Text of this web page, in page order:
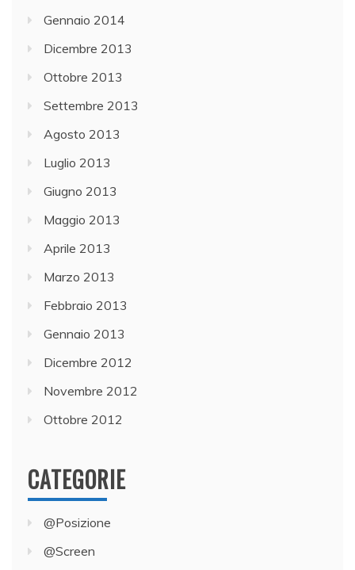
Gennaio 2014
Dicembre 2013
Ottobre 2013
Settembre 2013
Agosto 2013
Luglio 2013
Giugno 2013
Maggio 2013
Aprile 2013
Marzo 2013
Febbraio 2013
Gennaio 2013
Dicembre 2012
Novembre 2012
Ottobre 2012
CATEGORIE
@Posizione
@Screen